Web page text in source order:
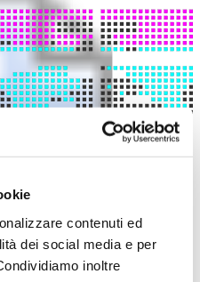
contenuti ed
dei social media e per
inoltre